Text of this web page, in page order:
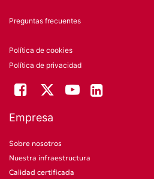
Preguntas frecuentes
Política de cookies
Política de privacidad
Empresa
Sobre nosotros
Nuestra infraestructura
Calidad certificada